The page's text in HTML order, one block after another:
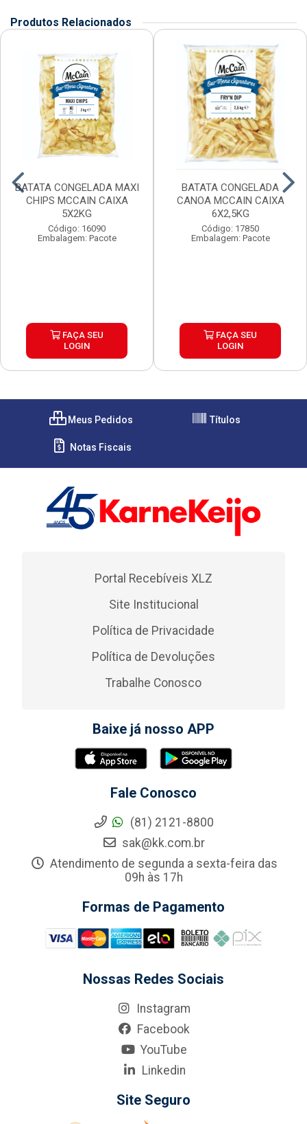
Produtos Relacionados
BATATA CONGELADA MAXI
CHIPS MCCAIN CAIXA
5X2KG
Código: 16090
Embalagem: Pacote
FAÇA SEU
LOGIN
BATATA CONGELADA
CANOA MCCAIN CAIXA
6X2,5KG
Código: 17850
Embalagem: Pacote
FAÇA SEU
LOGIN
Meus Pedidos Títulos
Notas Fiscais
Portal Recebíveis XLZ
Site Institucional
Política de Privacidade
Política de Devoluções
Trabalhe Conosco
Baixe já nosso APP
Fale Conosco
(81) 2121-8800
sak@kk.com.br
Atendimento de segunda a sexta-feira das
09h às 17h
Formas de Pagamento
Nossas Redes Sociais
Instagram
Facebook
YouTube
Linkedin
Site Seguro